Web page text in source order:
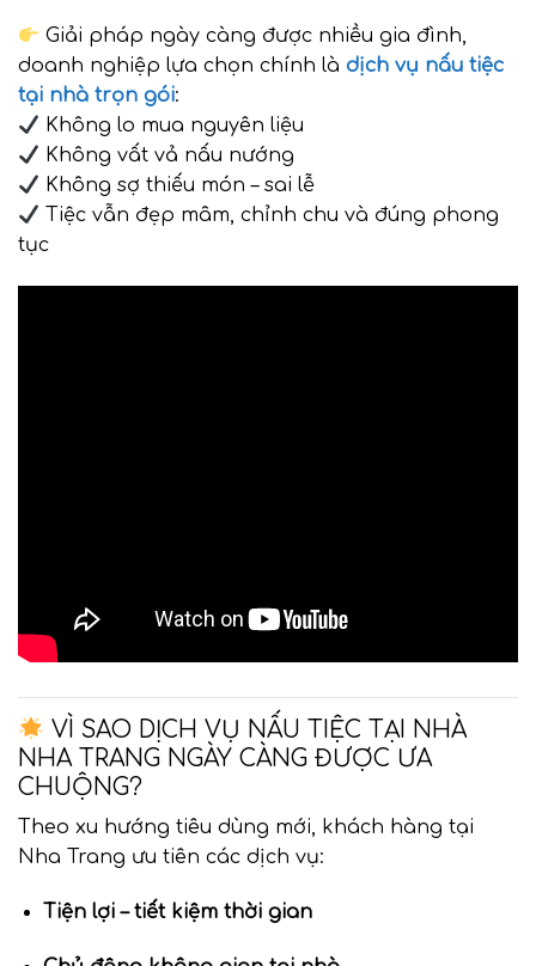
Giải pháp ngày càng được nhiều gia đình,
doanh nghiệp lựa chọn chính là dịch vụ nấu tiệc
tại nhà trọn gói:
Không lo mua nguyên liệu
Không vất vả nấu nướng
Không sợ thiếu món – sai lễ
Tiệc vẫn đẹp mâm, chỉnh chu và đúng phong
tục
VÌ SAO DỊCH VỤ NẤU TIỆC TẠI NHÀ
NHA TRANG NGÀY CÀNG ĐƯỢC ƯA
CHUỘNG?
Theo xu hướng tiêu dùng mới, khách hàng tại
Nha Trang ưu tiên các dịch vụ:
Tiện lợi – tiết kiệm thời gian